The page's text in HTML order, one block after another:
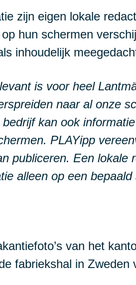
zijn eigen lokale
hun schermen
inhoudelijk
is voor heel
naar al onze
kan ook
PLAYipp
publiceren. Een lokale
alleen op een bepaald
van het
fabriekshal in Zweden